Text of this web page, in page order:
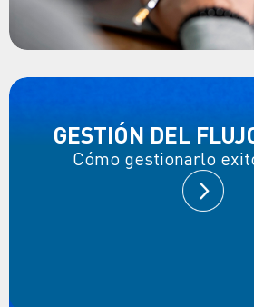
GESTIÓN DEL
Cómo gestionarlo